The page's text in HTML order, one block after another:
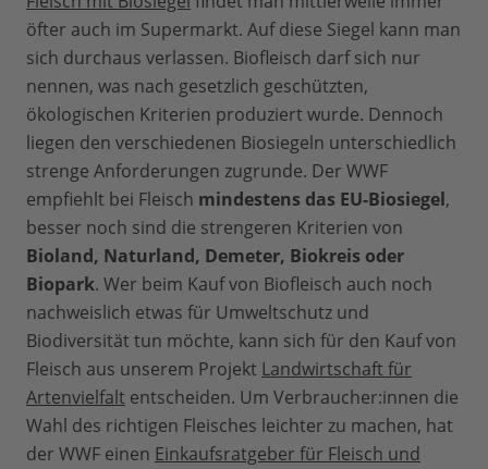
öfter auch im Supermarkt. Auf diese Siegel kann man
sich durchaus verlassen. Biofleisch darf sich nur
nennen, was nach gesetzlich geschützten,
ökologischen Kriterien produziert wurde. Dennoch
liegen den verschiedenen Biosiegeln unterschiedlich
strenge Anforderungen zugrunde. Der WWF
empfiehlt bei Fleisch mindestens das EU-Biosiegel,
besser noch sind die strengeren Kriterien von
Bioland, Naturland, Demeter, Biokreis oder
Biopark. Wer beim Kauf von Biofleisch auch noch
nachweislich etwas für Umweltschutz und
Biodiversität tun möchte, kann sich für den Kauf von
Fleisch aus unserem Projekt Landwirtschaft für
Artenvielfalt entscheiden. Um Verbraucher:innen die
Wahl des richtigen Fleisches leichter zu machen, hat
der WWF einen Einkaufsratgeber für Fleisch und